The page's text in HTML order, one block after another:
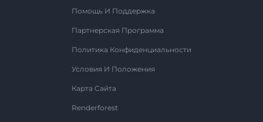
Помощь И Поддержка
Партнерская Программа
Политика Конфиденциальности
Условия И Положения
Карта Сайта
Renderforest